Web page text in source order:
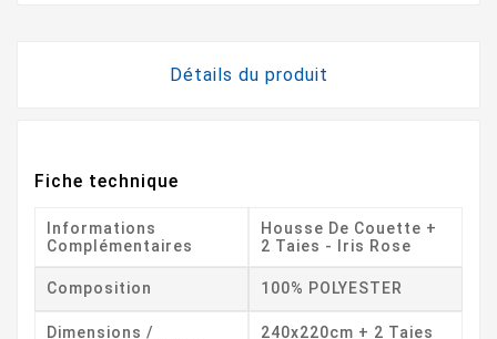
Détails du produit
Fiche technique
Informations
Complémentaires
Housse De Couette +
2 Taies - Iris Rose
Composition 100% POLYESTER
Dimensions /
240x220cm + 2 Taies